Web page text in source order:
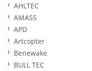
AHLTEC
AMASS
APD
Artcopter
Benewake
BULL TEC